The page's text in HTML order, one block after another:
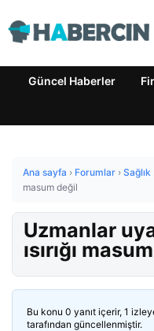
Güncel Haberler
Ana sayfa › Forumlar › Sağlık
masum değil
Uzmanlar
ısırığı
Bu konu 0 yanıt içerir, 1
tarafından güncellenmiştir.